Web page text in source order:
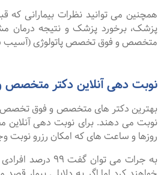
همچنین می توانید نظرات بیمارانی
پزشک، برخورد پزشک و نتیجه درمان
متخصص و فوق تخصص پاتولوژی (آسیب
نوبت دهی آنلاین دکتر متخصص
بهترین دکتر های متخصص و فوق تخصص
نوبت می دهند. برای نوبت دهی آنلاین
روزها و ساعت های که امکان رزرو نوبت
به جرات می‌